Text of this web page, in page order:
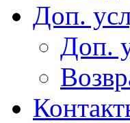
Доп.
Доп.